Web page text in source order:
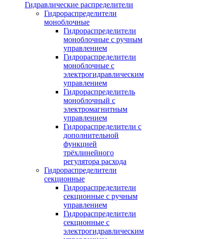
Гидравлические распределители
Гидрораспределители
моноблочные
Гидрораспределители
моноблочные с ручным
управлением
Гидрораспределители
моноблочные с
электрогидравлическим
управлением
Гидрораспределитель
моноблочный с
электромагнитным
управлением
Гидрораспределители с
дополнительной
функцией
трёхлинейного
регулятора расхода
Гидрораспределители
секционные
Гидрораспределители
секционные с ручным
управлением
Гидрораспределители
секционные с
электрогидравлическим